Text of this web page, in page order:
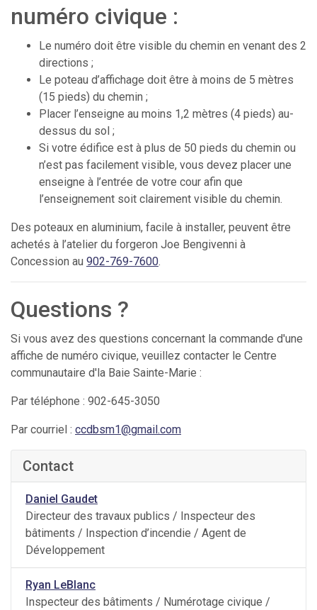
numéro civique :
Le numéro doit être visible du chemin en venant des 2
directions ;
Le poteau d’affichage doit être à moins de 5 mètres
(15 pieds) du chemin ;
Placer l’enseigne au moins 1,2 mètres (4 pieds) au-
dessus du sol ;
Si votre édifice est à plus de 50 pieds du chemin ou
n’est pas facilement visible, vous devez placer une
enseigne à l’entrée de votre cour afin que
l’enseignement soit clairement visible du chemin.
Des poteaux en aluminium, facile à installer, peuvent être
achetés à l’atelier du forgeron Joe Bengivenni à
Concession au 902-769-7600.
Questions ?
Si vous avez des questions concernant la commande d'une
affiche de numéro civique, veuillez contacter le Centre
communautaire d'la Baie Sainte-Marie :
Par téléphone : 902-645-3050
Par courriel : ccdbsm1@gmail.com
Contact
Daniel Gaudet
Directeur des travaux publics / Inspecteur des
bâtiments / Inspection d’incendie / Agent de
Développement
Ryan LeBlanc
Inspecteur des bâtiments / Numérotage civique /